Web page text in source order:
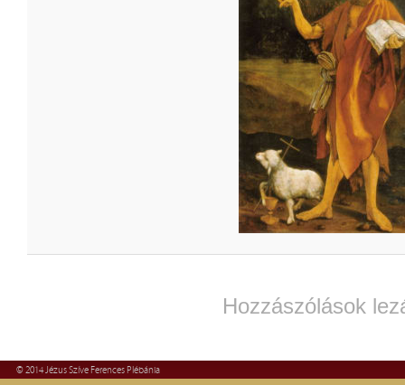
Hozzászólások
© 2014 Jézus Szíve Ferences Plébánia